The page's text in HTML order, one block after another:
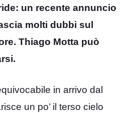
un recente annuncio
molti dubbi sul
Thiago Motta può
in arrivo dal
un po’ il terso cielo